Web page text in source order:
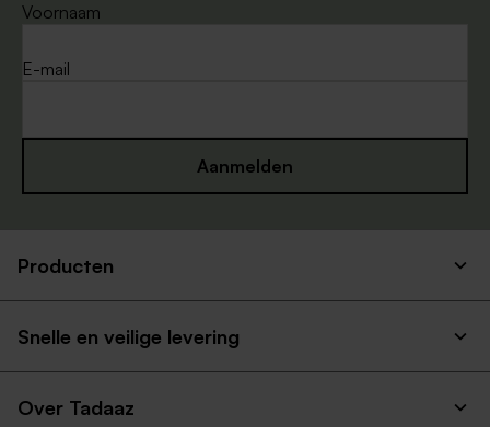
Voornaam
E-mail
Aanmelden
Producten
Snelle en veilige levering
Over Tadaaz